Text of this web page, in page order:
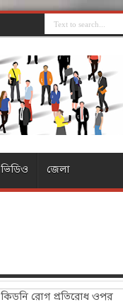
ভিডিও জেলা
কিডনি রোগ প্রতিরোধ ওপর